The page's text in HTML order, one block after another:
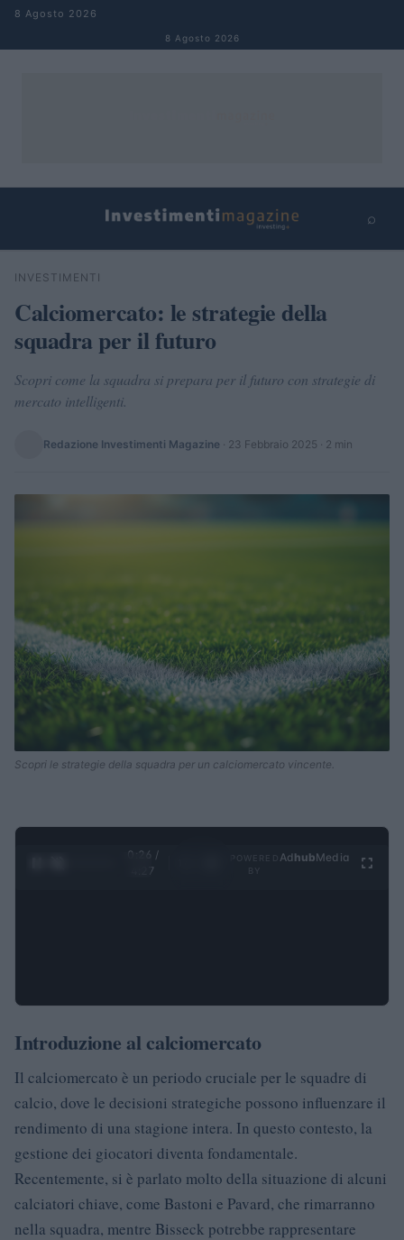
Salta al contenuto
8 Agosto 2026
8 Agosto 2026
⌕
Cerca
INVESTIMENTI
Calciomercato: le strategie della
squadra per il futuro
Scopri come la squadra si prepara per il futuro con strategie di
mercato intelligenti.
Redazione Investimenti Magazine · 23 Febbraio 2025 · 2 min
Scopri le strategie della squadra per un calciomercato vincente.
0:27 /
4:27
Ad hubMedia
Introduzione al calciomercato
Il calciomercato è un periodo cruciale per le squadre di
calcio, dove le decisioni strategiche possono influenzare il
rendimento di una stagione intera. In questo contesto, la
gestione dei giocatori diventa fondamentale.
Recentemente, si è parlato molto della situazione di alcuni
calciatori chiave, come Bastoni e Pavard, che rimarranno
nella squadra, mentre Bisseck potrebbe rappresentare